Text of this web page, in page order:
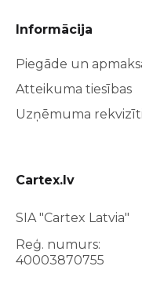
Informācija
Piegāde un
Atteikuma tiesības
Uzņēmuma rekvizīti
Cartex.lv
SIA "Cartex Latvia"
Reģ. numurs:
40003870755